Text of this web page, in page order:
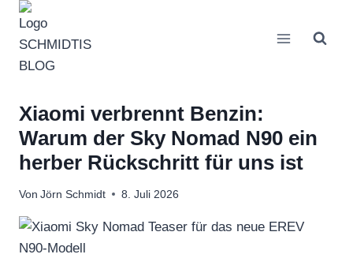
Zum
Inhalt
springen
Xiaomi verbrennt Benzin:
Warum der Sky Nomad N90 ein
herber Rückschritt für uns ist
Von Jörn Schmidt 8. Juli 2026